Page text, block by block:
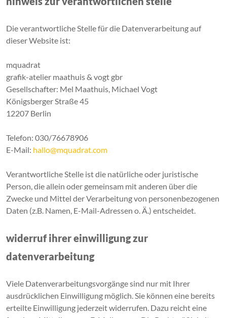
Die verantwortliche Stelle für die Datenverarbeitung auf
dieser Website ist:
mquadrat
grafik-atelier maathuis & vogt gbr
Gesellschafter: Mel Maathuis, Michael Vogt
Königsberger Straße 45
12207 Berlin
Telefon: 030/76678906
E-Mail: hallo@mquadrat.com
Verantwortliche Stelle ist die natürliche oder juristische
Person, die allein oder gemeinsam mit anderen über die
Zwecke und Mittel der Verarbeitung von personenbezogenen
Daten (z.B. Namen, E-Mail-Adressen o. Ä.) entscheidet.
widerruf ihrer einwilligung zur
datenverarbeitung
Viele Datenverarbeitungsvorgänge sind nur mit Ihrer
ausdrücklichen Einwilligung möglich. Sie können eine bereits
erteilte Einwilligung jederzeit widerrufen. Dazu reicht eine